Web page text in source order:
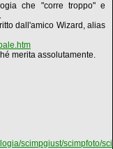
che "corre troppo" e
dall'amico Wizard, alias
merita assolutamente.
scimpgiust/scimpfoto/